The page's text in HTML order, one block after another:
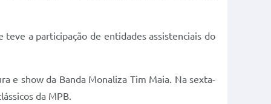
a participação de entidades assistenciais do
e show da Banda Monaliza Tim Maia. Na sexta-
da MPB.